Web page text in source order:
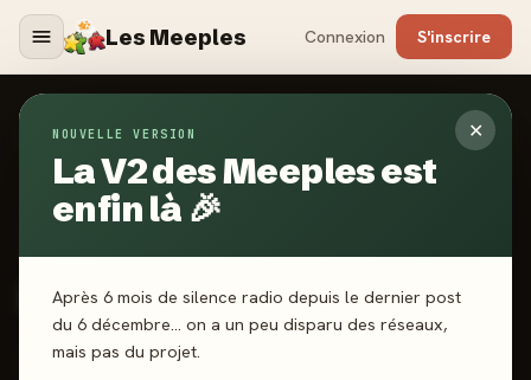
Les Meeples Connexion S'inscrire
✕
NOUVELLE VERSION
La V2 des Meeples est
enfin là 🎉
Après 6 mois de silence radio depuis le dernier post
du 6 décembre… on a un peu disparu des réseaux,
mais pas du projet.
Jeux/Diamoniak
2009·DJECO
Diamoniak
2-4 joueurs 5 ans+